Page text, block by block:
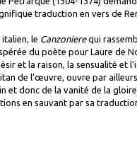
traduction en vers de
le Canzonierequi
du poète pour Laure de
et la raison, la sensualité et
de l’œuvre, ouvre par
et donc de la vanité de la
en sauvant par sa